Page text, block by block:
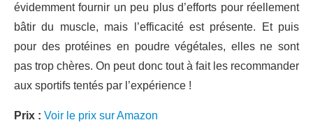
évidemment fournir un peu plus d’efforts pour réellement
bâtir du muscle, mais l’efficacité est présente. Et puis
pour des protéines en poudre végétales, elles ne sont
pas trop chères. On peut donc tout à fait les recommander
aux sportifs tentés par l’expérience !
Prix : Voir le prix sur Amazon